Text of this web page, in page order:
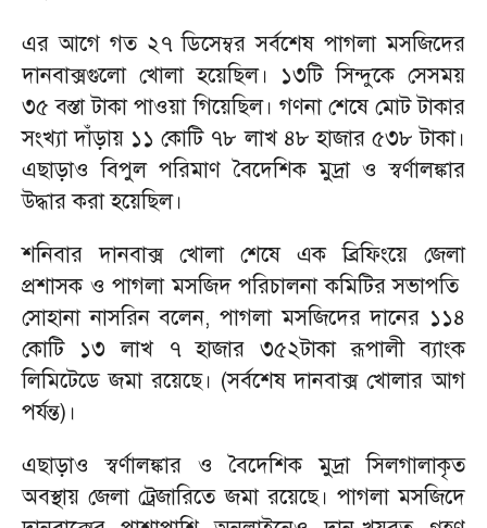
এর আগে গত ২৭ ডিসেম্বর সর্বশেষ পাগলা মসজিদের
দানবাক্সগুলো খোলা হয়েছিল। ১৩টি সিন্দুকে সেসময়
৩৫ বস্তা টাকা পাওয়া গিয়েছিল। গণনা শেষে মোট টাকার
সংখ্যা দাঁড়ায় ১১ কোটি ৭৮ লাখ ৪৮ হাজার ৫৩৮ টাকা।
এছাড়াও বিপুল পরিমাণ বৈদেশিক মুদ্রা ও স্বর্ণালঙ্কার
উদ্ধার করা হয়েছিল।
শনিবার দানবাক্স খোলা শেষে এক ব্রিফিংয়ে জেলা
প্রশাসক ও পাগলা মসজিদ পরিচালনা কমিটির সভাপতি
সোহানা নাসরিন বলেন, পাগলা মসজিদের দানের ১১৪
কোটি ১৩ লাখ ৭ হাজার ৩৫২টাকা রূপালী ব্যাংক
লিমিটেডে জমা রয়েছে। (সর্বশেষ দানবাক্স খোলার আগ
পর্যন্ত)।
এছাড়াও স্বর্ণালঙ্কার ও বৈদেশিক মুদ্রা সিলগালাকৃত
অবস্থায় জেলা ট্রেজারিতে জমা রয়েছে। পাগলা মসজিদে